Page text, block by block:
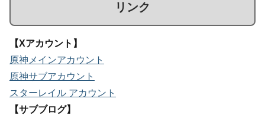
リンク
【Xアカウント】
原神メインアカウント
原神サブアカウント
スターレイル アカウント
【サブブログ】